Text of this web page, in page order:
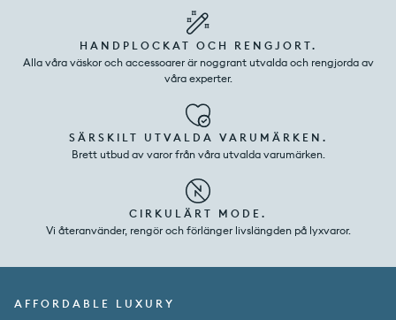
HANDPLOCKAT OCH RENGJORT.
Alla våra väskor och accessoarer är noggrant utvalda och rengjorda av
våra experter.
SÄRSKILT UTVALDA VARUMÄRKEN.
Brett utbud av varor från våra utvalda varumärken.
CIRKULÄRT MODE.
Vi återanvänder, rengör och förlänger livslängden på lyxvaror.
AFFORDABLE LUXURY